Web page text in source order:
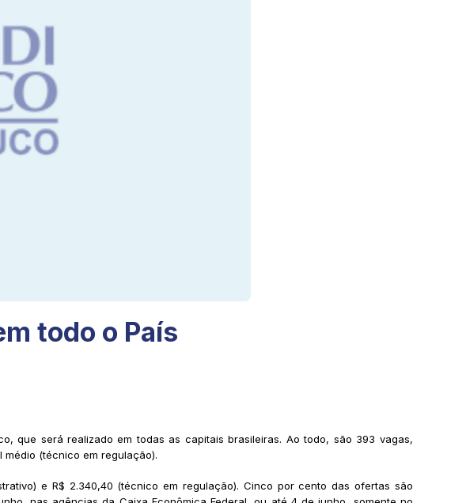
todo o País
que será realizado em todas as capitais brasileiras. Ao todo, são 393 vagas,
(técnico em regulação).
e R$ 2.340,40 (técnico em regulação). Cinco por cento das ofertas são